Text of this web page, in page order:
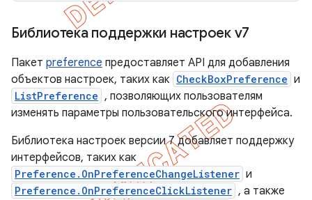
Библиотека поддержки настроек v7
Пакет preference предоставляет API для добавления
объектов настроек, таких как CheckBoxPreference и
ListPreference , позволяющих пользователям
изменять параметры пользовательского интерфейса.
Библиотека настроек версии 7 добавляет поддержку
интерфейсов, таких как
Preference.OnPreferenceChangeListener и
Preference.OnPreferenceClickListener , а также